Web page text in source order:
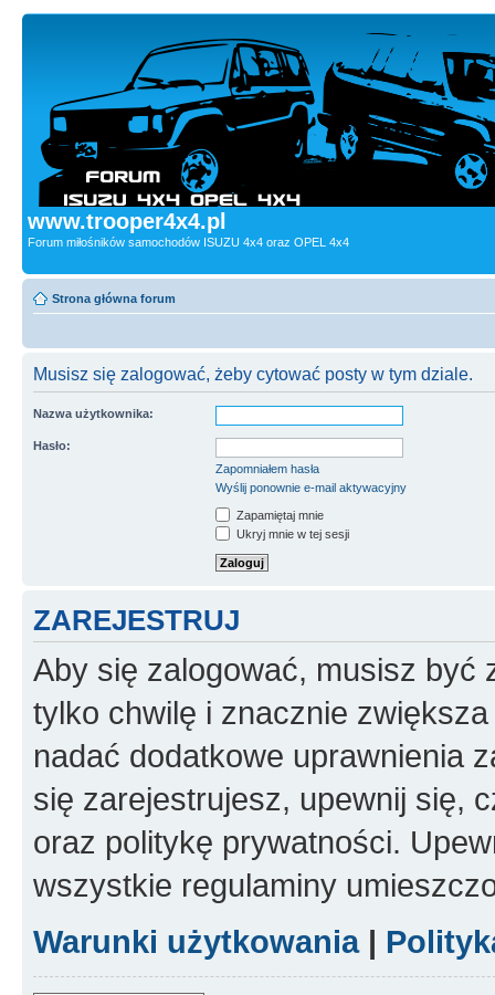
www.trooper4x4.pl
Forum miłośników samochodów ISUZU 4x4 oraz OPEL 4x4
Strona główna forum
Musisz się zalogować, żeby cytować posty w tym dziale.
Nazwa użytkownika:
Hasło:
Zapomniałem hasła
Wyślij ponownie e-mail aktywacyjny
Zapamiętaj mnie
Ukryj mnie w tej sesji
ZAREJESTRUJ
Aby się zalogować, musisz być
tylko chwilę i znacznie
nadać dodatkowe uprawnienia
się zarejestrujesz, upewnij się,
oraz politykę prywatności.
wszystkie regulaminy
Warunki użytkowania|